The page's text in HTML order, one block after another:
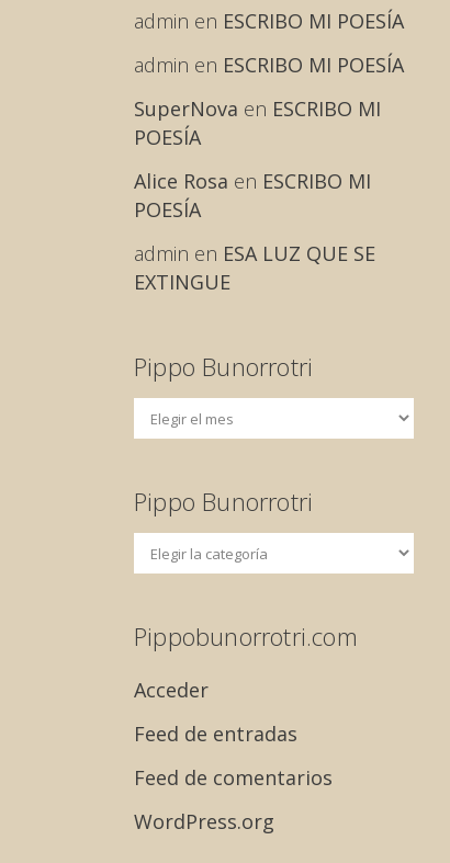
admin en ESCRIBO MI POESÍA
admin en ESCRIBO MI POESÍA
SuperNova en ESCRIBO MI
POESÍA
Alice Rosa en ESCRIBO MI
POESÍA
admin en ESA LUZ QUE SE
EXTINGUE
Pippo Bunorrotri
Pippo Bunorrotri
Pippobunorrotri.com
Acceder
Feed de entradas
Feed de comentarios
WordPress.org